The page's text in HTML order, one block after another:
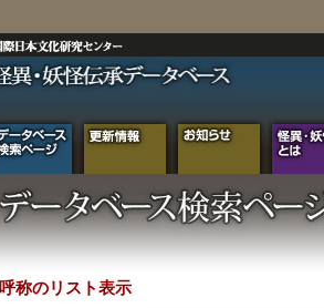
呼称のリスト表示